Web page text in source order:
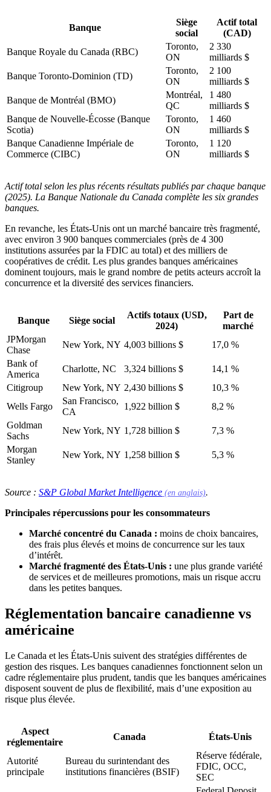
Banque
Siège
social
Actif total
(CAD)
Banque Royale du Canada (RBC)
Toronto,
ON
2 330
milliards $
Banque Toronto-Dominion (TD)
Toronto,
ON
2 100
milliards $
Banque de Montréal (BMO)
Montréal,
QC
1 480
milliards $
Banque de Nouvelle-Écosse (Banque
Scotia)
Toronto,
ON
1 460
milliards $
Banque Canadienne Impériale de
Commerce (CIBC)
Toronto,
ON
1 120
milliards $
Actif total selon les plus récents résultats publiés par chaque banque
(2025). La Banque Nationale du Canada complète les six grandes
banques.
En revanche, les États-Unis ont un marché bancaire très fragmenté,
avec environ 3 900 banques commerciales (près de 4 300
institutions assurées par la FDIC au total) et des milliers de
coopératives de crédit. Les plus grandes banques américaines
dominent toujours, mais le grand nombre de petits acteurs accroît la
concurrence et la diversité des services financiers.
Banque Siège social
Actifs totaux (USD,
2024)
Part de
marché
JPMorgan
Chase
New York, NY 4,003 billions $
17,0 %
Bank of
America
Charlotte, NC 3,324 billions $
14,1 %
Citigroup
New York, NY 2,430 billions $
10,3 %
Wells Fargo
San Francisco,
CA
1,922 billion $
8,2 %
Goldman
Sachs
New York, NY 1,728 billion $
7,3 %
Morgan
Stanley
New York, NY 1,258 billion $ 5,3 %
Source : S&P Global Market Intelligence (en anglais)(s'ouvre dans un
.
Principales répercussions pour les consommateurs
Marché concentré du Canada : moins de choix bancaires,
des frais plus élevés et moins de concurrence sur les taux
d’intérêt.
Marché fragmenté des États-Unis : une plus grande variété
de services et de meilleures promotions, mais un risque accru
dans les petites banques.
Réglementation bancaire canadienne vs
américaine
Le Canada et les États-Unis suivent des stratégies différentes de
gestion des risques. Les banques canadiennes fonctionnent selon un
cadre réglementaire plus prudent, tandis que les banques américaines
disposent souvent de plus de flexibilité, mais d’une exposition au
risque plus élevée.
Aspect
réglementaire
Canada États-Unis
Autorité
principale
Bureau du surintendant des
institutions financières (BSIF)
Réserve fédérale,
FDIC, OCC,
SEC